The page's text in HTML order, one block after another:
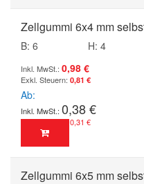
Zellgummi 6x4 mm
B: 6
H: 4
0,98 €
0,81 €
Ab
0,38 €
0,31 €
Zellgummi 6x5 mm